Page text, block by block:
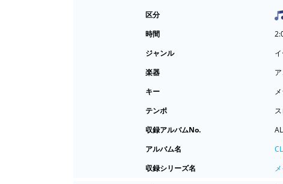
区分
時間
ジャンル
楽器
キー
テンポ
収録アルバムNo.
アルバム名
収録シリーズ名